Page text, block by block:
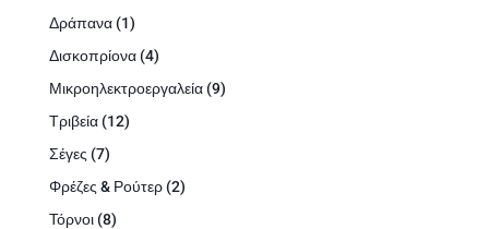
Δράπανα 11
προϊόν
Δισκοπρίονα 44
προϊόντα
Μικροηλεκτροεργαλεία 99
Τριβεία 1212
Σέγες 77
προϊόντα
Φρέζες & Ρούτερ 22
Τόρνοι 88